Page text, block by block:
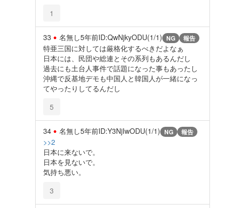
1
33 名無し5年前ID:QwNjkyODU(1/1) NG 報告
特亜三国に対しては厳格化するべきだよなぁ
日本には、民団や総連とその系列もあるんだし
過去にも土台人事件で話題になった事もあったし
沖縄で反基地デモも中国人と韓国人が一緒になっ
てやったりしてるんだし
5
34 名無し5年前ID:Y3NjIwODU(1/1) NG 報告
>>2
日本に来ないで。
日本を見ないで。
気持ち悪い。
3